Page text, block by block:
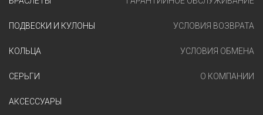
ПОДВЕСКИ И КУЛОНЫ
КОЛЬЦА
СЕРЬГИ
АКСЕССУАРЫ
УСЛОВИЯ ВОЗВРАТА
УСЛОВИЯ ОБМЕНА
О КОМПАНИИ